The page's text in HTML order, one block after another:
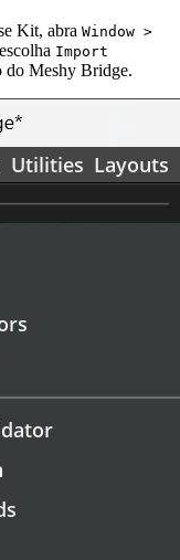
Kit, abra Window >
Import
do Meshy Bridge.